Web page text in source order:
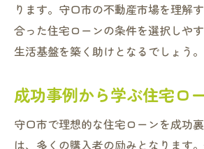
ります。守口市の不動産市場を理解
合った住宅ローンの条件を選択しや
生活基盤を築く助けとなるでしょう。
成功事例から学ぶ住宅ロ
守口市で理想的な住宅ローンを成功
は、多くの購入者の励みとなります